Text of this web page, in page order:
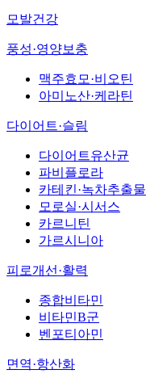
모발건강
풍성·영양보충
맥주효모·비오틴
아미노산·케라틴
다이어트·슬림
다이어트유산균
파비플로라
카테킨·녹차추출물
모로실·시서스
카르니틴
가르시니아
피로개선·활력
종합비타민
비타민B군
벤포티아민
면역·항산화